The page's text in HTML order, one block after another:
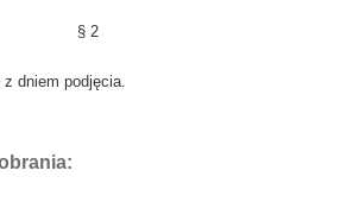
§ 2
z dniem podjęcia.